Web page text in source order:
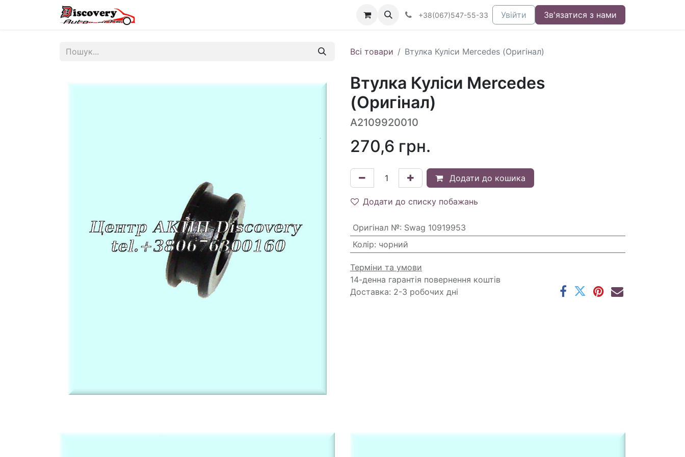
+38(067)547-55-33 Увійти Зв'язатися з нами
Всі товари Втулка Куліси Mercedes (Оригінал)
Втулка Куліси Mercedes
(Оригінал)
A2109920010
270,6 грн.
Додати до кошика
Додати до списку побажань
Оригінал №: Swag 10919953
Колір: чорний
Терміни та умови
14-денна гарантія повернення коштів
Доставка: 2-3 робочих дні